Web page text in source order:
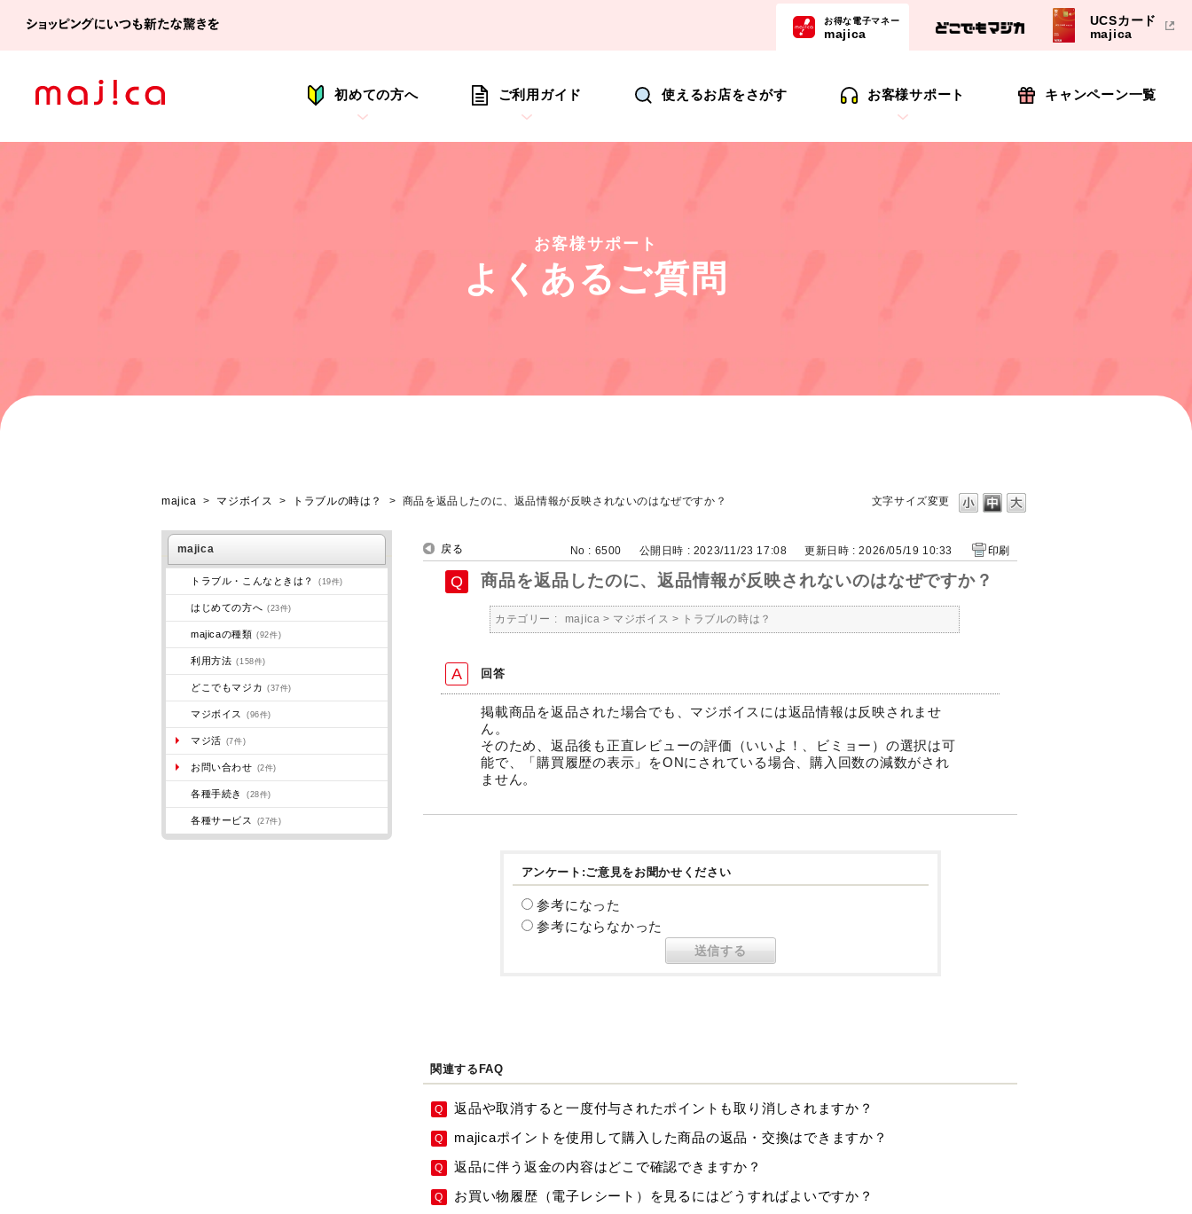
お得な電子マネー
majica
UCSカード
majica
初めての方へ ご利用ガイド 使えるお店をさがす お客様サポート キャンペーン一覧
お客様サポート
よくあるご質問
文字サイズ変更
majica > マジボイス > トラブルの時は？ > 商品を返品したのに、返品情報が反映されないのはなぜですか？
majica
トラブル・こんなときは？ (19件)
はじめての方へ (23件)
majicaの種類 (92件)
利用方法 (158件)
どこでもマジカ (37件)
マジボイス (96件)
マジ活 (7件)
お問い合わせ (2件)
各種手続き (28件)
各種サービス (27件)
戻る No : 6500 公開日時 : 2023/11/23 17:08 更新日時 : 2026/05/19 10:33 印刷
商品を返品したのに、返品情報が反映されないのはなぜですか？
カテゴリー : majica > マジボイス > トラブルの時は？
回答
掲載商品を返品された場合でも、マジボイスには返品情報は反映されませ
ん。
そのため、返品後も正直レビューの評価（いいよ！、ビミョー）の選択は可
能で、「購買履歴の表示」をONにされている場合、購入回数の減数がされ
ません。
アンケート:ご意見をお聞かせください
参考になった
参考にならなかった
関連するFAQ
返品や取消すると一度付与されたポイントも取り消しされますか？
majicaポイントを使用して購入した商品の返品・交換はできますか？
返品に伴う返金の内容はどこで確認できますか？
お買い物履歴（電子レシート）を見るにはどうすればよいですか？